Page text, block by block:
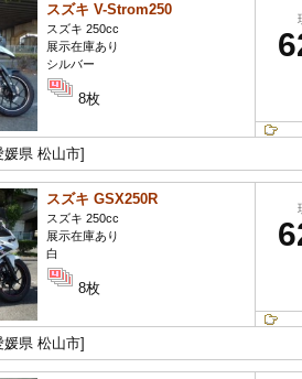
スズキ V-Strom250
スズキ 250cc
展示在庫あり
シルバー
8枚
媛県 松山市]
スズキ GSX250R
スズキ 250cc
展示在庫あり
白
8枚
媛県 松山市]